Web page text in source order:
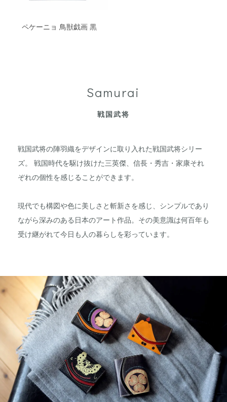
ペケーニョ 鳥獣戯画 黒
Samurai
戦国武将
戦国武将の陣羽織をデザインに取り入れた戦国武将シリー
ズ。 戦国時代を駆け抜けた三英傑、信長・秀吉・家康それ
ぞれの個性を感じることができます。
現代でも構図や色に美しさと斬新さを感じ、シンプルであり
ながら深みのある日本のアート作品。その美意識は何百年も
受け継がれて今日も人の暮らしを彩っています。